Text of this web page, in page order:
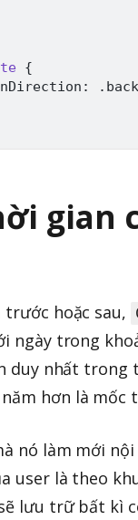
{
: .
gian
trước hoặc sau,
ngày trong
duy nhất trong
hơn là mốc
nó làm mới
user là theo
lưu trữ bất kì